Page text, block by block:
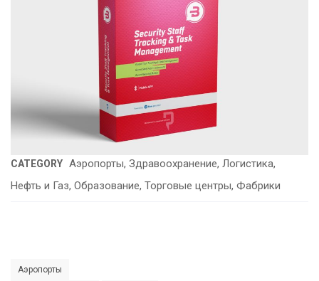
CATEGORY Аэропорты, Здравоохранение, Логистика,
Нефть и Газ, Образование, Торговые центры, Фабрики
Аэропорты